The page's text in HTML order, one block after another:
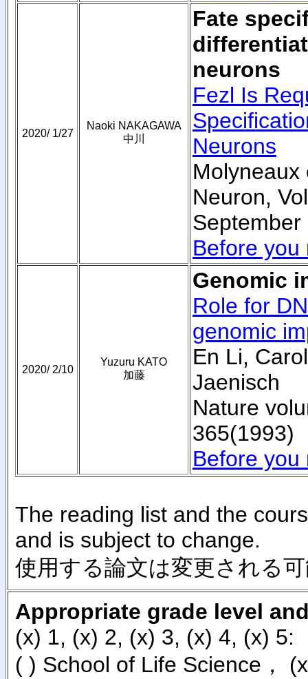
2020/ 1/27
Naoki NAKAGAWA
中川
Fate
neurons
Fezl Is
Neurons
Molyneaux
Neuron,
Before you
2020/ 2/10
Yuzuru KATO
加藤
Genomic
Role for
genomic
En Li,
Jaenisch
Nature
365(1993)
Before you
The reading list and the
and is subject to change.
使用する論文は変更される
Appropriate grade level
(x) 1, (x) 2, (x) 3, (x) 4, (x) 5:
( ) School of Life Science，